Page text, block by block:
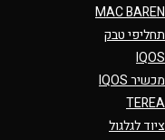
MAC BAREN
תחליפי טבק
IQOS
מכשיר IQOS
TEREA
ציוד לגלגול